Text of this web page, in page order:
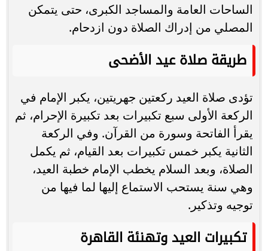
الساحات العامة والمساجد الكبرى، حتى يتمكن
المصلي من إدراك الصلاة دون ازدحام.
طريقة صلاة عيد الأضحى
تؤدى صلاة العيد ركعتين جهريتين، يكبر الإمام في
الركعة الأولى سبع تكبيرات بعد تكبيرة الإحرام، ثم
يقرأ الفاتحة وسورة من القرآن. وفي الركعة
الثانية يكبر خمس تكبيرات بعد القيام، ثم يكمل
الصلاة، وبعد السلام يخطب الإمام خطبة العيد،
وهي سنة يستحب الاستماع إليها لما فيها من
توجيه وتذكير.
تكبيرات العيد وتهنئة القاهرة